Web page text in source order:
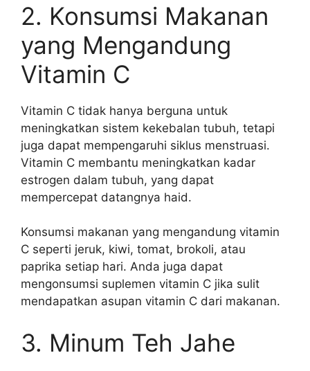
2. Konsumsi Makanan
yang Mengandung
Vitamin C
Vitamin C tidak hanya berguna untuk
meningkatkan sistem kekebalan tubuh, tetapi
juga dapat mempengaruhi siklus menstruasi.
Vitamin C membantu meningkatkan kadar
estrogen dalam tubuh, yang dapat
mempercepat datangnya haid.
Konsumsi makanan yang mengandung vitamin
C seperti jeruk, kiwi, tomat, brokoli, atau
paprika setiap hari. Anda juga dapat
mengonsumsi suplemen vitamin C jika sulit
mendapatkan asupan vitamin C dari makanan.
3. Minum Teh Jahe